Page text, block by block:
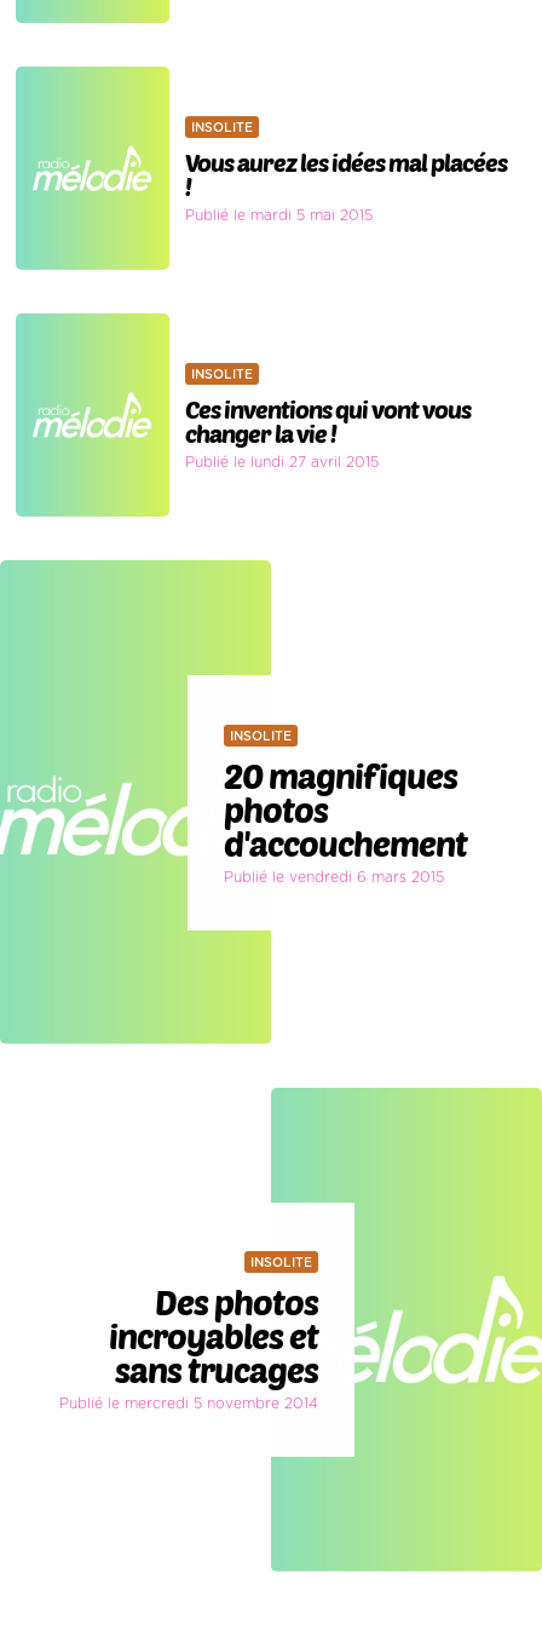
INSOLITE
Vous aurez les idées mal placées
!
Publié le mardi 5 mai 2015
INSOLITE
Ces inventions qui vont vous
changer la vie !
Publié le lundi 27 avril 2015
INSOLITE
20 magnifiques
photos
d'accouchement
Publié le vendredi 6 mars 2015
INSOLITE
Des photos
incroyables et
sans trucages
Publié le mercredi 5 novembre 2014